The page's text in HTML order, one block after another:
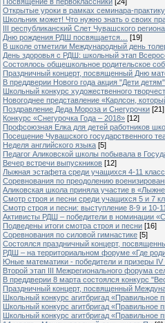
Открытые уроки в рамках семинара-
Школьник может! Что нужно знать о своих
III республиканский Слет Чувашского
Дню рождения РДШ посвящается…
[19]
В школе отметили Международный день
День здоровья с РДШ: школьный этап
Состоялось общешкольное родительское
Праздничный концерт, посвященный Дню
В преддверии Нового года акция "Дети детям"
Школьный конкурс художественного
Новогоднее представление «Карлсон,
Поздравление Деда Мороза и Снегурочки [21]
Конкурс «Снегурочка Года – 2018» [12]
Профсоюзная Елка для детей работников
Посещение Чувашского государственного
Неделя английского языка [5]
Педагог Аликовской школы побывала в
Вечер встречи выпускников [12]
Лыжная эстафета среди учащихся 4-11
Cоревнования по преодолению
Аликовская школа приняла участие в
Смотр строя и песни среди учащихся 5 и 7
Смотр строя и песни: выступление 8-9 и 10-
Активисты РДШ – победители в номинации
Подведены итоги смотра строя и песни [16]
Соревнования по силовой гимнастике [5]
Состоялся праздничный концерт,
РДШ – на территориальном форуме «Где
Юные математики - победители и призеры IV
Второй этап III Межрегионального форума
В преддверии 8 марта состоялся конкурс
Праздничный концерт, посвященный
Школьный конкурс агитбригад «Правильное
Школьный конкурс агитбригад «Правильное
Школьный конкурс агитбригад «Правильное